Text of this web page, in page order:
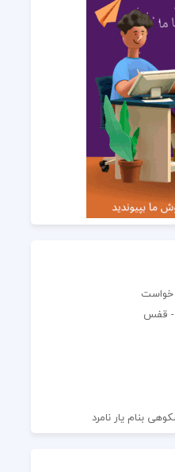
خواست
- قفس
بنام یار نامرد